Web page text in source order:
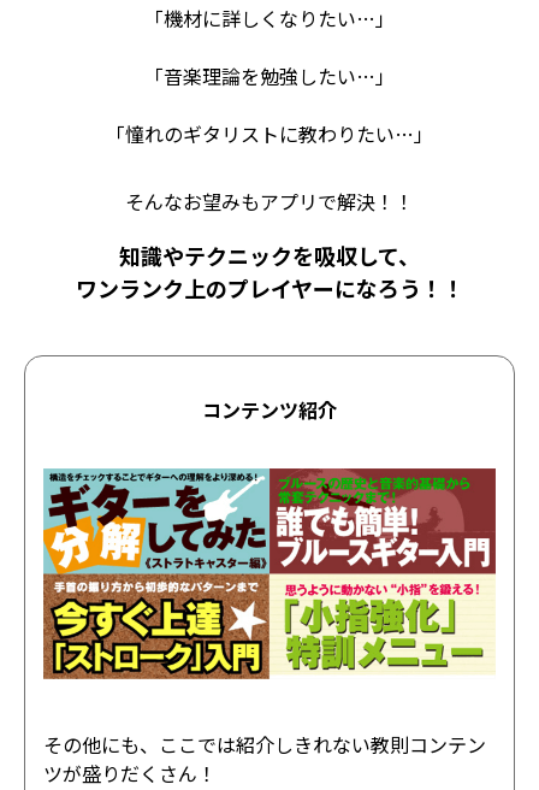
「機材に詳しくなりたい…」
「音楽理論を勉強したい…」
「憧れのギタリストに教わりたい…」
そんなお望みもアプリで解決！！
知識やテクニックを吸収して、
ワンランク上のプレイヤーになろう！！
コンテンツ紹介
その他にも、ここでは紹介しきれない教則コンテン
ツが盛りだくさん！